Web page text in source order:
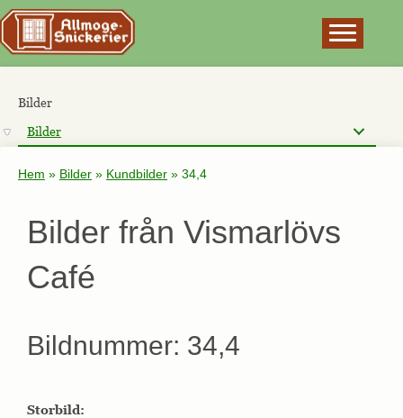
Bilder
Bilder
Hem » Bilder » Kundbilder » 34,4
Bilder från Vismarlövs
Café
Bildnummer: 34,4
Storbild: